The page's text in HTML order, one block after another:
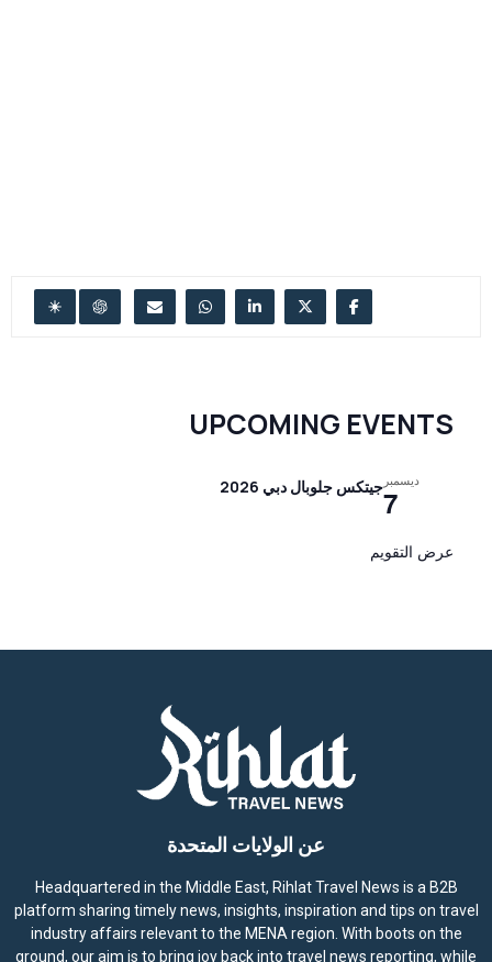
UPCOMING EVENTS
ديسمبر
7جيتكس جلوبال دبي 2026
عرض التقويم
عن الولايات المتحدة
Headquartered in the Middle East, Rihlat Travel News is a B2B
platform sharing timely news, insights, inspiration and tips on travel
industry affairs relevant to the MENA region. With boots on the
ground, our aim is to bring joy back into travel news reporting, while